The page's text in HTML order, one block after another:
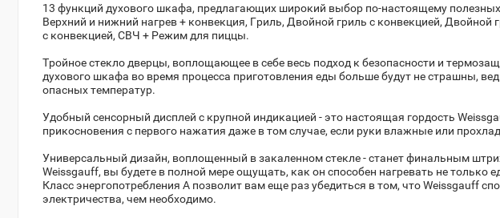
13 функций духового шкафа, предлагающих широкий выбор по-настоящему
Верхний и нижний нагрев + конвекция, Гриль, Двойной гриль с конвекцией,
с конвекцией, СВЧ + Режим для пиццы.
Тройное стекло дверцы, воплощающее в себе весь подход к безопасности и
духового шкафа во время процесса приготовления еды больше будут не страшны,
опасных температур.
Удобный сенсорный дисплей с крупной индикацией - это настоящая гордость
прикосновения с первого нажатия даже в том случае, если руки влажные или
Универсальный дизайн, воплощенный в закаленном стекле - станет финальным
Weissgauff, вы будете в полной мере ощущать, как он способен нагревать не
Класс энергопотребления А позволит вам еще раз убедиться в том, что Weissgauff
электричества, чем необходимо.